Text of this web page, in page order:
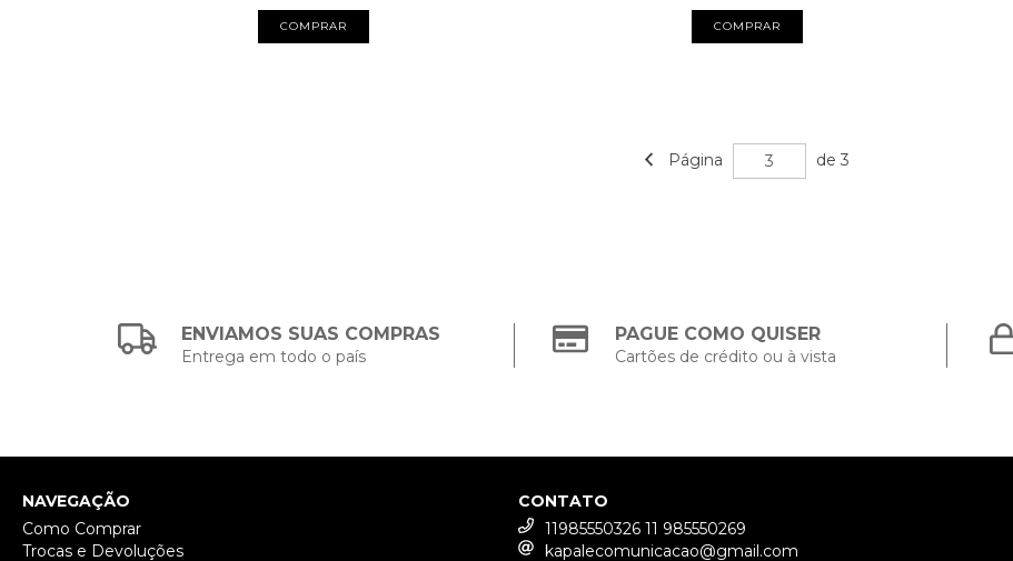
COMPRAR
Página de 3
ENVIAMOS SUAS COMPRAS
Entrega em todo o país
PAGUE COMO QUISER
Cartões de crédito ou à vista
NAVEGAÇÃO
Como Comprar
Trocas e Devoluções
CONTATO
11985550326 11 985550269
kapalecomunicacao@gmail.com